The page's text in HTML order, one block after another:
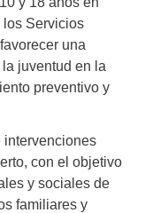
los Servicios
una
juventud en la
preventivo y
intervenciones
con el objetivo
y sociales de
familiares y